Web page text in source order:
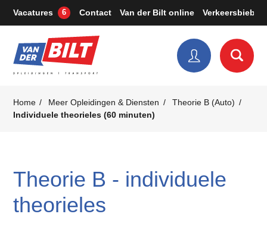
Vacatures 6 Contact Van der Bilt online Verkeersbieb
Home Meer Opleidingen & Diensten
Theorie B (Auto)
Individuele theorieles (60 minuten)
Theorie B - individuele
theorieles